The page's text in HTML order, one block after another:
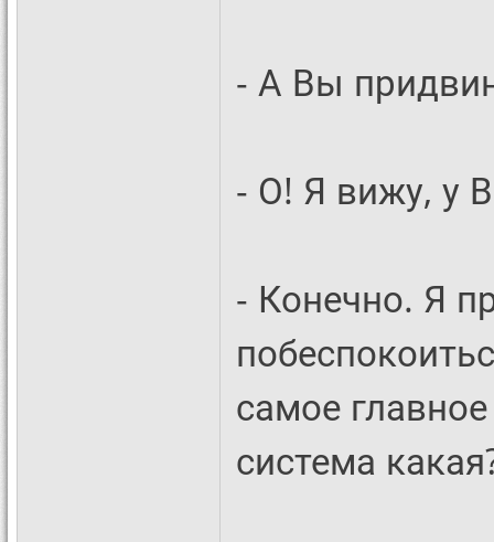
- А Вы
- О! Я вижу, у
- Конечно. Я
самое
система